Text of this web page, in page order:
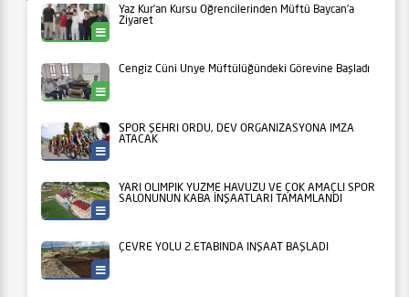
Yaz Kur’an Kursu Öğrencilerinden Müftü Baycan’a
Ziyaret
Cengiz Cüni Ünye Müftülüğündeki Görevine Başladı
SPOR ŞEHRİ ORDU, DEV ORGANİZASYONA İMZA
ATACAK
YARI OLİMPİK YÜZME HAVUZU VE ÇOK AMAÇLI SPOR
SALONUNUN KABA İNŞAATLARI TAMAMLANDI
ÇEVRE YOLU 2.ETABINDA İNŞAAT BAŞLADI